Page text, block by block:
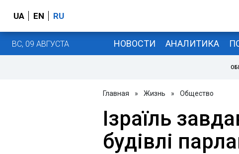
UA EN RU
ВС, 09 АВГУСТА НОВОСТИ АНАЛИТИКА
Главная » Жизнь » Общество
Ізраїль
будівлі